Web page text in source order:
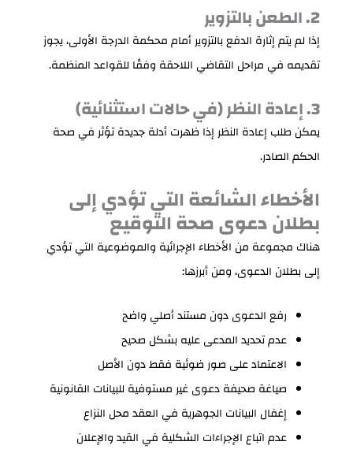
2. الطعن بالتزوير
إذا لم يتم إثارة الدفع بالتزوير أمام محكمة الدرجة الأولى، يجوز
تقديمه في مراحل التقاضي اللاحقة وفقًا للقواعد المنظمة.
3. إعادة النظر (في حالات استثنائية)
يمكن طلب إعادة النظر إذا ظهرت أدلة جديدة تؤثر في صحة
الحكم الصادر.
الأخطاء الشائعة التي تؤدي إلى
بطلان دعوى صحة التوقيع
هناك مجموعة من الأخطاء الإجرائية والموضوعية التي تؤدي
إلى بطلان الدعوى، ومن أبرزها:
رفع الدعوى دون مستند أصلي واضح
عدم تحديد المدعى عليه بشكل صحيح
الاعتماد على صور ضوئية فقط دون الأصل
صياغة صحيفة دعوى غير مستوفية للبيانات القانونية
إغفال البيانات الجوهرية في العقد محل النزاع
عدم اتباع الإجراءات الشكلية في القيد والإعلان